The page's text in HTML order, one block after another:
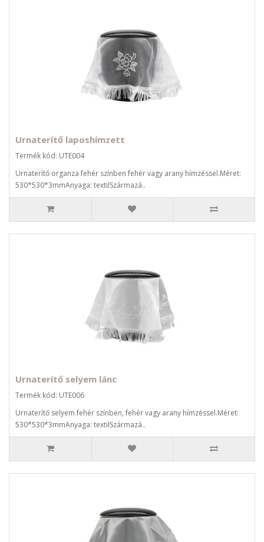
Urnaterítő laposhímzett
Termék kód: UTE004
Urnaterítő organza fehér színben fehér vagy arany hímzéssel.Méret:
530*530*3mmAnyaga: textilSzármazá..
Urnaterítő selyem lánc
Termék kód: UTE006
Urnaterítő selyem fehér színben, fehér vagy arany hímzéssel.Méret:
530*530*3mmAnyaga: textilSzármazá..